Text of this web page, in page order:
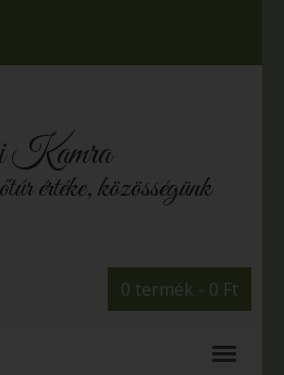
értéke, közösségünk
0 termék - 0 Ft